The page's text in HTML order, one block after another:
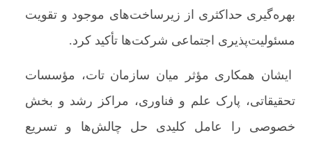
بهره‌گیری حداکثری از زیرساخت‌های موجود و تقویت
مسئولیت‌پذیری اجتماعی شرکت‌ها تأکید کرد.
ایشان همکاری مؤثر میان سازمان تات، مؤسسات
تحقیقاتی، پارک علم و فناوری، مراکز رشد و بخش
خصوصی را عامل کلیدی حل چالش‌ها و تسریع